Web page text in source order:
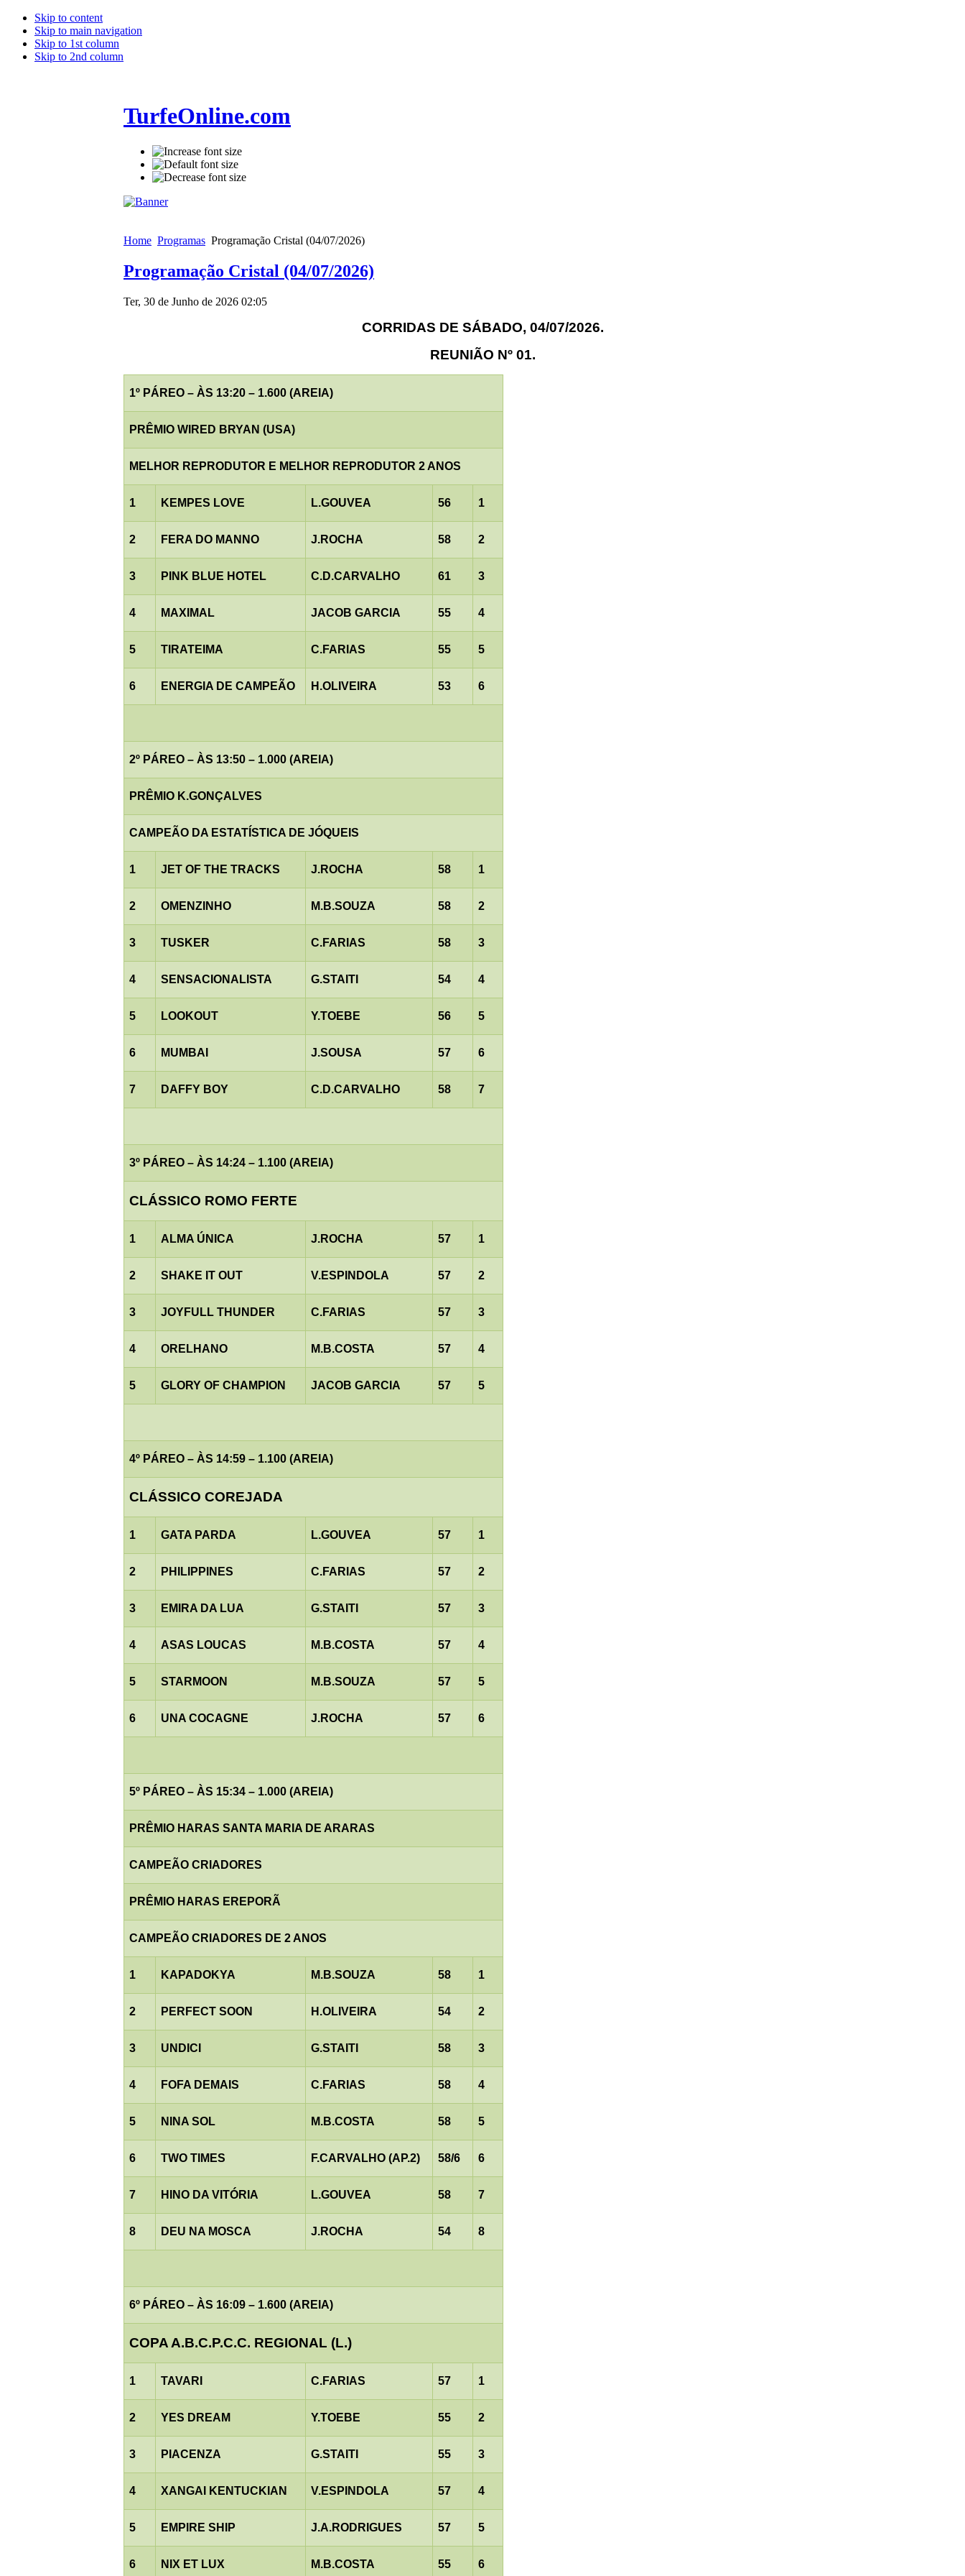
Skip to content
Skip to main navigation
Skip to 1st column
Skip to 2nd column
TurfeOnline.com
Home Programas Programação Cristal (04/07/2026)
Programação Cristal (04/07/2026)
Ter, 30 de Junho de 2026 02:05
CORRIDAS DE SÁBADO, 04/07/2026.
REUNIÃO Nº 01.
1º PÁREO – ÀS 13:20 – 1.600 (AREIA)
PRÊMIO WIRED BRYAN (USA)
MELHOR REPRODUTOR E MELHOR REPRODUTOR 2 ANOS
1 KEMPES LOVE L.GOUVEA 56 1
2 FERA DO MANNO J.ROCHA 58 2
3 PINK BLUE HOTEL C.D.CARVALHO 61 3
4 MAXIMAL JACOB GARCIA 55 4
5 TIRATEIMA C.FARIAS 55 5
6 ENERGIA DE CAMPEÃO H.OLIVEIRA 53 6
2º PÁREO – ÀS 13:50 – 1.000 (AREIA)
PRÊMIO K.GONÇALVES
CAMPEÃO DA ESTATÍSTICA DE JÓQUEIS
1 JET OF THE TRACKS J.ROCHA 58 1
2 OMENZINHO M.B.SOUZA 58 2
3 TUSKER C.FARIAS 58 3
4 SENSACIONALISTA G.STAITI 54 4
5 LOOKOUT Y.TOEBE 56 5
6 MUMBAI J.SOUSA 57 6
7 DAFFY BOY C.D.CARVALHO 58 7
3º PÁREO – ÀS 14:24 – 1.100 (AREIA)
CLÁSSICO ROMO FERTE
1 ALMA ÚNICA J.ROCHA 57 1
2 SHAKE IT OUT V.ESPINDOLA 57 2
3 JOYFULL THUNDER C.FARIAS 57 3
4 ORELHANO M.B.COSTA 57 4
5 GLORY OF CHAMPION JACOB GARCIA 57 5
4º PÁREO – ÀS 14:59 – 1.100 (AREIA)
CLÁSSICO COREJADA
1 GATA PARDA L.GOUVEA 57 1
2 PHILIPPINES C.FARIAS 57 2
3 EMIRA DA LUA G.STAITI 57 3
4 ASAS LOUCAS M.B.COSTA 57 4
5 STARMOON M.B.SOUZA 57 5
6 UNA COCAGNE J.ROCHA 57 6
5º PÁREO – ÀS 15:34 – 1.000 (AREIA)
PRÊMIO HARAS SANTA MARIA DE ARARAS
CAMPEÃO CRIADORES
PRÊMIO HARAS EREPORÃ
CAMPEÃO CRIADORES DE 2 ANOS
1 KAPADOKYA M.B.SOUZA 58 1
2 PERFECT SOON H.OLIVEIRA 54 2
3 UNDICI G.STAITI 58 3
4 FOFA DEMAIS C.FARIAS 58 4
5 NINA SOL M.B.COSTA 58 5
6 TWO TIMES F.CARVALHO (AP.2) 58/6 6
7 HINO DA VITÓRIA L.GOUVEA 58 7
8 DEU NA MOSCA J.ROCHA 54 8
6º PÁREO – ÀS 16:09 – 1.600 (AREIA)
COPA A.B.C.P.C.C. REGIONAL (L.)
1 TAVARI C.FARIAS 57 1
2 YES DREAM Y.TOEBE 55 2
3 PIACENZA G.STAITI 55 3
4 XANGAI KENTUCKIAN V.ESPINDOLA 57 4
5 EMPIRE SHIP J.A.RODRIGUES 57 5
6 NIX ET LUX M.B.COSTA 55 6